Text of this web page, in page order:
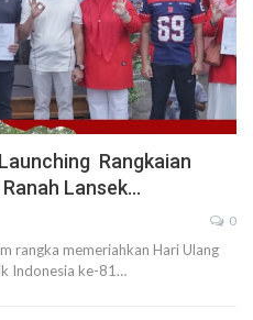
Rangkaian
Lansek…
0
rangka memeriahkan Hari Ulang
Indonesia ke-81…